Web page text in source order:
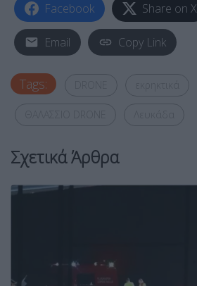
Facebook Share on X
Email Copy Link
Tags:
Σχετικά Άρθρα